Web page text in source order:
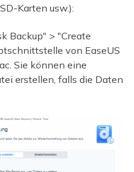
Karten usw.):
Backup" > "Create
von EaseUS
Sie können eine
erstellen, falls die Daten